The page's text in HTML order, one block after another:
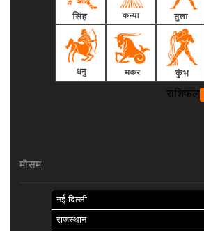
मौसम
नई दिल्ली
राजस्थान